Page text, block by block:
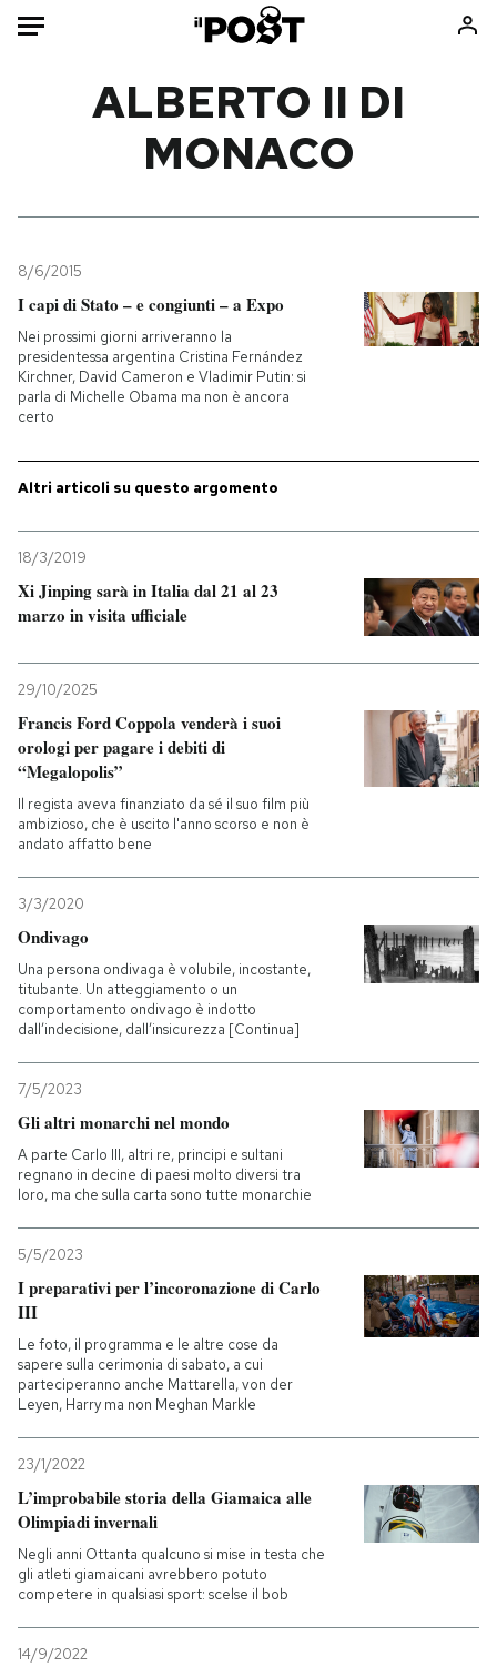
Mondo
Tecnologia
Internet
Scienza
Cultura
Libri
Ok Boomer!
Media
Europa
NEWSLETTER
I MIEI PREFERITI
SHOP
CALENDARIO
AREA PERSONALE
ALBERTO II DI
MONACO
8/6/2015
I capi di Stato – e congiunti – a Expo
Nei prossimi giorni arriveranno la
presidentessa argentina Cristina Fernández
Kirchner, David Cameron e Vladimir Putin: si
parla di Michelle Obama ma non è ancora
certo
Altri articoli su questo argomento
18/3/2019
Xi Jinping sarà in Italia dal 21 al 23
marzo in visita ufficiale
29/10/2025
Francis Ford Coppola venderà i suoi
orologi per pagare i debiti di
“Megalopolis”
Il regista aveva finanziato da sé il suo film più
ambizioso, che è uscito l'anno scorso e non è
andato affatto bene
3/3/2020
Ondivago
Una persona ondivaga è volubile, incostante,
titubante. Un atteggiamento o un
comportamento ondivago è indotto
dall’indecisione, dall’insicurezza [Continua]
7/5/2023
Gli altri monarchi nel mondo
A parte Carlo III, altri re, principi e sultani
regnano in decine di paesi molto diversi tra
loro, ma che sulla carta sono tutte monarchie
5/5/2023
I preparativi per l’incoronazione di Carlo
III
Le foto, il programma e le altre cose da
sapere sulla cerimonia di sabato, a cui
parteciperanno anche Mattarella, von der
Leyen, Harry ma non Meghan Markle
23/1/2022
L’improbabile storia della Giamaica alle
Olimpiadi invernali
Negli anni Ottanta qualcuno si mise in testa che
gli atleti giamaicani avrebbero potuto
competere in qualsiasi sport: scelse il bob
14/9/2022